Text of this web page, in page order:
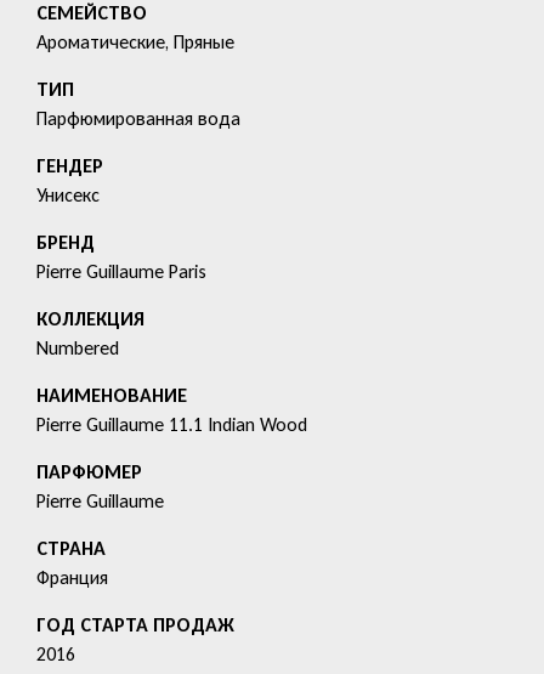
СЕМЕЙСТВО
Ароматические, Пряные
ТИП
Парфюмированная вода
ГЕНДЕР
Унисекс
БРЕНД
Pierre Guillaume Paris
КОЛЛЕКЦИЯ
Numbered
HАИМЕНОВАНИЕ
Pierre Guillaume 11.1 Indian Wood
ПАРФЮМЕР
Pierre Guillaume
СТРАНА
Франция
ГОД СТАРТА ПРОДАЖ
2016